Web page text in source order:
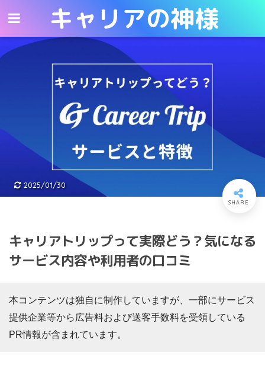
キャリアの神様キャリアの神様
2025/01/30
キャリアトリップって実際どう？気になる
サービス内容や利用者の口コミ
本コンテンツは独自に制作していますが、一部にサービス
提供企業等から広告料および送客手数料を受領している
PR情報が含まれています。